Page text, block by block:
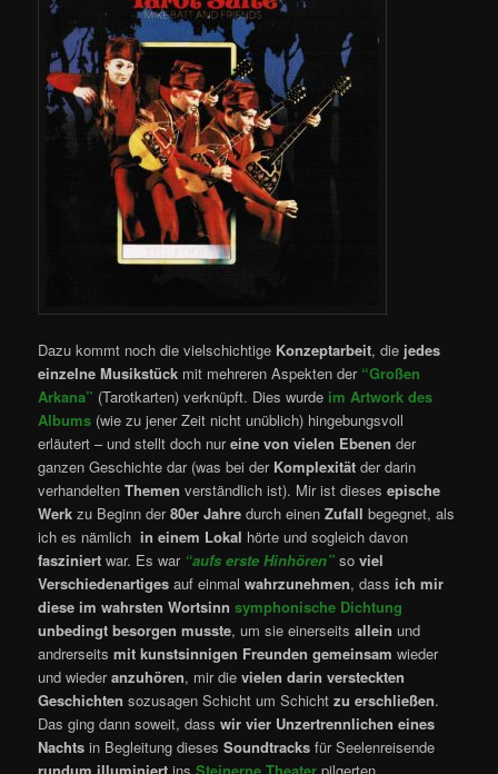
Dazu kommt noch die vielschichtige Konzeptarbeit, die jedes
einzelne Musikstück mit mehreren Aspekten der “Großen
Arkana” (Tarotkarten) verknüpft. Dies wurde im Artwork des
Albums (wie zu jener Zeit nicht unüblich) hingebungsvoll
erläutert – und stellt doch nureine von vielen Ebenen der
ganzen Geschichte dar (was bei der Komplexität der darin
verhandeltenThemen verständlich ist). Mir ist diesesepische
Werk zu Beginn der80er Jahre durch einenZufall begegnet, als
ich es nämlich in einem Lokal hörte und sogleich davon
fasziniert war. Es war “aufs erste Hinhören” soviel
Verschiedenartiges auf einmalwahrzunehmen, dass ich mir
diese im wahrsten Wortsinnsymphonische Dichtung
unbedingt besorgen musste, um sie einerseitsallein und
andrerseitsmit kunstsinnigen Freunden gemeinsam wieder
und wiederanzuhören, mir dievielen darin versteckten
Geschichten sozusagen Schicht um Schichtzu erschließen.
Das ging dann soweit, dasswir vier Unzertrennlichen eines
Nachts in Begleitung diesesSoundtracks für Seelenreisende